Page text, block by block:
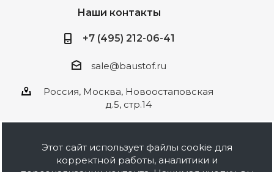
Наши контакты
+7 (495) 212-06-41
sale@baustof.ru
Россия, Москва, Новоостаповская
д.5, стр.14
2026 © ООО Баустов. Собственное
Этот сайт использует файлы cookie для
корректной работы, аналитики и